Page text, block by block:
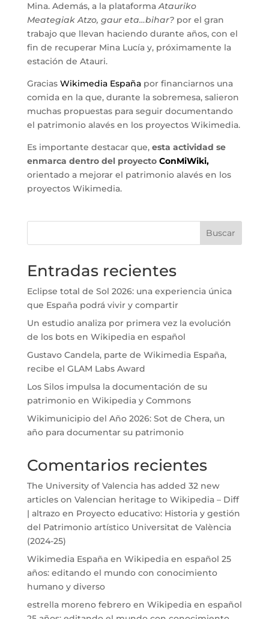
Mina. Además, a la plataformaAtauriko
Meategiak Atzo, gaur eta…bihar?por el gran
trabajo que llevan haciendo durante años, con el
fin de recuperar Mina Lucía y, próximamente la
estación de Atauri.
Gracias Wikimedia Españapor financiarnos una
comida en la que, durante la sobremesa, salieron
muchas propuestas para seguir documentando
el patrimonio alavés en los proyectos Wikimedia.
Es importante destacar que, esta actividad se
enmarca dentro del proyecto ConMiWiki,
orientado a mejorar el patrimonio alavés en los
proyectos Wikimedia.
Buscar
Entradas recientes
Eclipse total de Sol 2026: una experiencia única
que España podrá vivir y compartir
Un estudio analiza por primera vez la evolución
de los bots en Wikipedia en español
Gustavo Candela, parte de Wikimedia España,
recibe el GLAM Labs Award
Los Silos impulsa la documentación de su
patrimonio en Wikipedia y Commons
Wikimunicipio del Año 2026: Sot de Chera, un
año para documentar su patrimonio
Comentarios recientes
The University of Valencia has added 32 new
articles on Valencian heritage to Wikipedia – Diff
| altrazoen Proyecto educativo: Historia y gestión
del Patrimonio artístico Universitat de València
(2024-25)
Wikimedia Españaen Wikipedia en español 25
años: editando el mundo con conocimiento
humano y diverso
estrella moreno febreroen Wikipedia en español